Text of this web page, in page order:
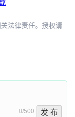
法律责任。授权请
0/500 发 布